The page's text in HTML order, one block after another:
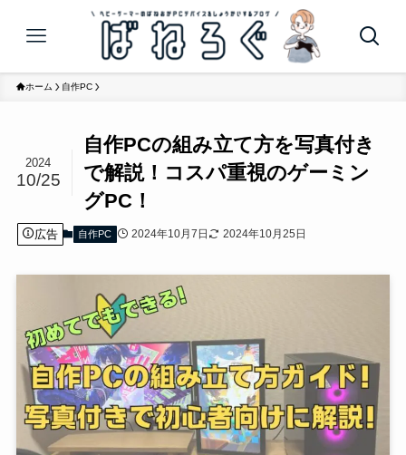
ホーム 自作PC
自作PCの組み立て方を写真付き
で解説！コスパ重視のゲーミン
グPC！
2024
10/25
広告 自作PC 2024年10月7日 2024年10月25日